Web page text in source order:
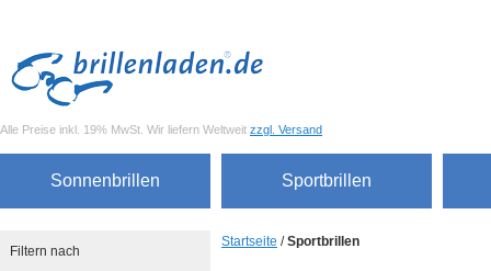
Alle Preise inkl. 19% MwSt. Wir liefern Weltweit zzgl. Versand
Sonnenbrillen Sportbrillen
Startseite /Sportbrillen
Filtern nach